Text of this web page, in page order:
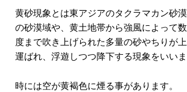
黄砂現象とは東アジアのタクラマカン砂
の砂漠域や、黄土地帯から強風によって
度まで吹き上げられた多量の砂やちりが
運ばれ、浮遊しつつ降下する現象をいいま
時には空が黄褐色に煙る事があります。